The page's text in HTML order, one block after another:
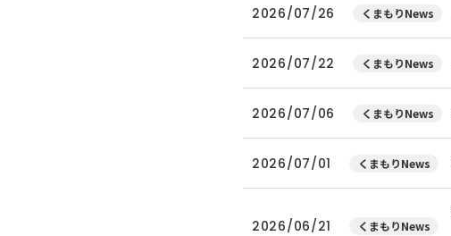
2026/07/26 くまもりNews
2026/07/22 くまもりNews
2026/07/06 くまもりNews
2026/07/01 くまもりNews
2026/06/21 くまもりNews